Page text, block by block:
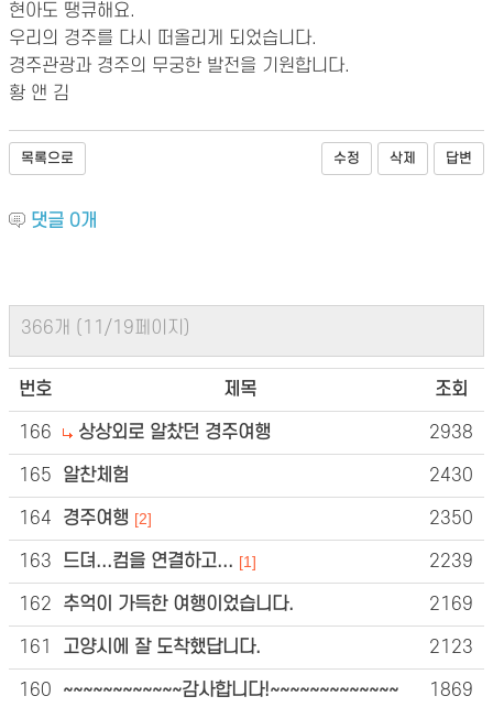
현아도 땡큐해요.
우리의 경주를 다시 떠올리게 되었습니다.
경주관광과 경주의 무궁한 발전을 기원합니다.
황 앤 김
목록으로 수정 삭제 답변
댓글 0개
366개 (11/19페이지)
번호 제목 조회
166 상상외로 알찼던 경주여행 2938
165 알찬체험 2430
164 경주여행 [2] 2350
163 드뎌...컴을 연결하고... [1] 2239
162 추억이 가득한 여행이었습니다. 2169
161 고양시에 잘 도착했답니다. 2123
160 ~~~~~~~~~~~~감사합니다!~~~~~~~~~~~~~ 1869